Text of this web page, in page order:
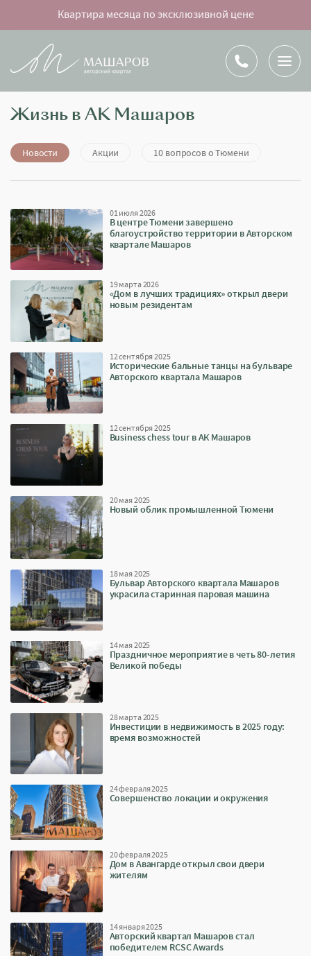
Квартира месяца по эксклюзивной цене
Жизнь в АК Машаров
Новости Акции 10 вопросов о Тюмени
01 июля 2026
В центре Тюмени завершено
благоустройство территории в Авторском
квартале Машаров
19 марта 2026
«Дом в лучших традициях» открыл двери
новым резидентам
12 сентября 2025
Исторические бальные танцы на бульваре
Авторского квартала Машаров
12 сентября 2025
Business chess tour в АК Машаров
20 мая 2025
Новый облик промышленной Тюмени
18 мая 2025
Бульвар Авторского квартала Машаров
украсила старинная паровая машина
14 мая 2025
Праздничное мероприятие в четь 80-летия
Великой победы
28 марта 2025
Инвестиции в недвижимость в 2025 году:
время возможностей
24 февраля 2025
Совершенство локации и окружения
20 февраля 2025
Дом в Авангарде открыл свои двери
жителям
14 января 2025
Авторский квартал Машаров стал
победителем RCSC Awards